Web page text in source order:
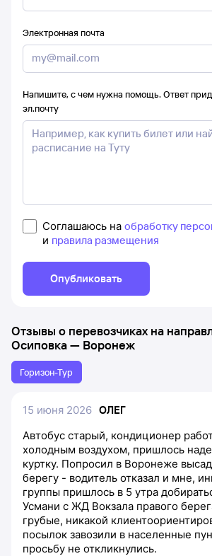
Электронная почта
Напишите, с чем нужна помощь. Ответ
эл.почту
Соглашаюсь на обработку
и правила размещения
Опубликовать
Отзывы о перевозчиках на
Осиповка— Воронеж
Горизон-Тур
15 июня 2026 ОЛЕГ
Автобус старый, кондиционер
холодным воздухом, пришлось
куртку. Попросил в Воронеже
берегу - водитель отказал и мне,
группы пришлось в 5 утра
Усмани с ЖД Вокзала правого
грубые, никакой
посылок завозили в населенные
просьбу не откликнулись.